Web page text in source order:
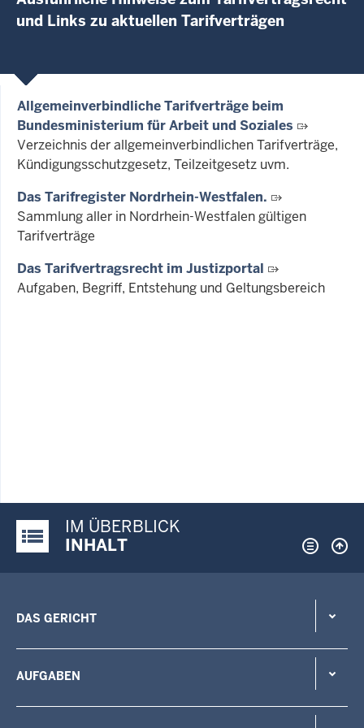
und Links zu aktuellen Tarifverträgen
Allgemeinverbindliche Tarifverträge beim
Bundesministerium für Arbeit und Soziales
Verzeichnis der allgemeinverbindlichen Tarifverträge,
Kündigungsschutzgesetz, Teilzeitgesetz uvm.
Das Tarifregister Nordrhein-Westfalen.
Sammlung aller in Nordrhein-Westfalen gültigen
Tarifverträge
Das Tarifvertragsrecht im Justizportal
Aufgaben, Begriff, Entstehung und Geltungsbereich
Justiz-Portal im Überblick:
IM ÜBERBLICK
INHALT
DAS GERICHT
AUFGABEN